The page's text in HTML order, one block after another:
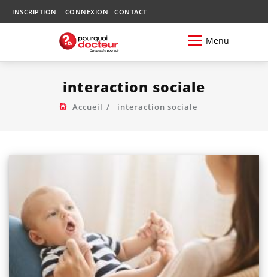
INSCRIPTION CONNEXION CONTACT
Menu
interaction sociale
Accueil interaction sociale